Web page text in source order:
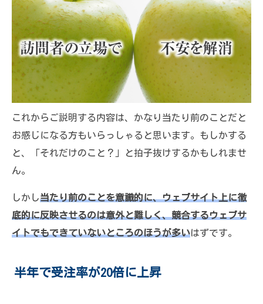
これからご説明する内容は、かなり当たり前のことだと
お感じになる方もいらっしゃると思います。もしかする
と、「それだけのこと？」と拍子抜けするかもしれませ
ん。
しかし当たり前のことを意識的に、ウェブサイト上に徹
底的に反映させるのは意外と難しく、競合するウェブサ
イトでもできていないところのほうが多いはずです。
半年で受注率が20倍に上昇